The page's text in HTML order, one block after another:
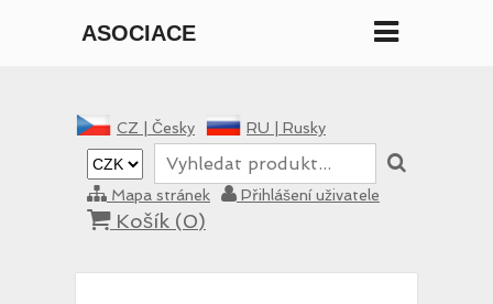
ASOCIACE
CZ | Česky RU | Rusky
Mapa stránek Přihlášení uživatele
Košík (0)